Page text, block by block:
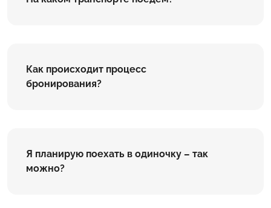
Как происходит процесс
бронирования?
Я планирую поехать в одиночку – так
можно?